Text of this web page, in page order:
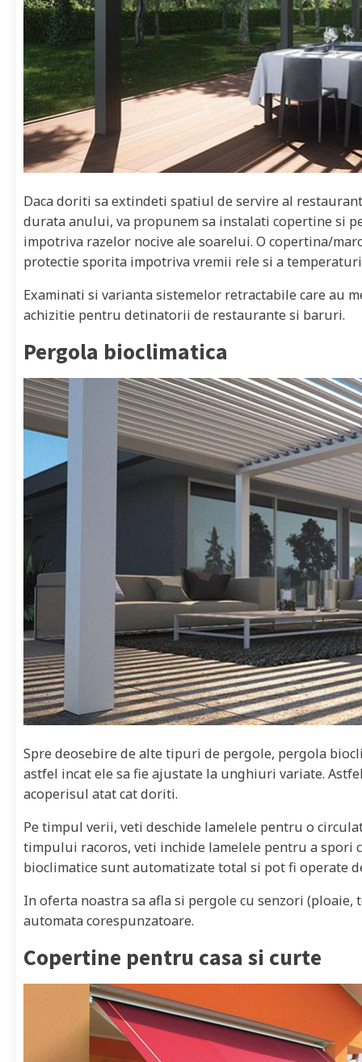
Daca doriti sa extindeti spatiul de servire al
durata anului, va propunem sa instalati copertine si
impotriva razelor nocive ale soarelui. O copertina/
protectie sporita impotriva vremii rele si a
Examinati si varianta sistemelor retractabile care au
achizitie pentru detinatorii de restaurante si baruri.
Pergola bioclimatica
Spre deosebire de alte tipuri de pergole, pergola
astfel incat ele sa fie ajustate la unghiuri variate.
acoperisul atat cat doriti.
Pe timpul verii, veti deschide lamelele pentru o
timpului racoros, veti inchide lamelele pentru a
bioclimatice sunt automatizate total si pot fi operate
In oferta noastra sa afla si pergole cu senzori
automata corespunzatoare.
Copertine pentru casa si curte